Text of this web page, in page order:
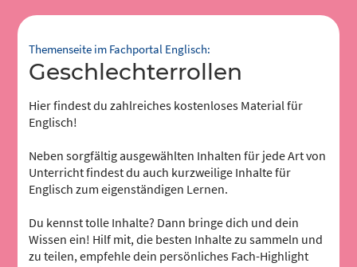
Themenseite im Fachportal Englisch:
Geschlechterrollen
Hier findest du zahlreiches kostenloses Material für
Englisch!
Neben sorgfältig ausgewählten Inhalten für jede Art von
Unterricht findest du auch kurzweilige Inhalte für
Englisch zum eigenständigen Lernen.
Du kennst tolle Inhalte? Dann bringe dich und dein
Wissen ein! Hilf mit, die besten Inhalte zu sammeln und
zu teilen, empfehle dein persönliches Fach-Highlight